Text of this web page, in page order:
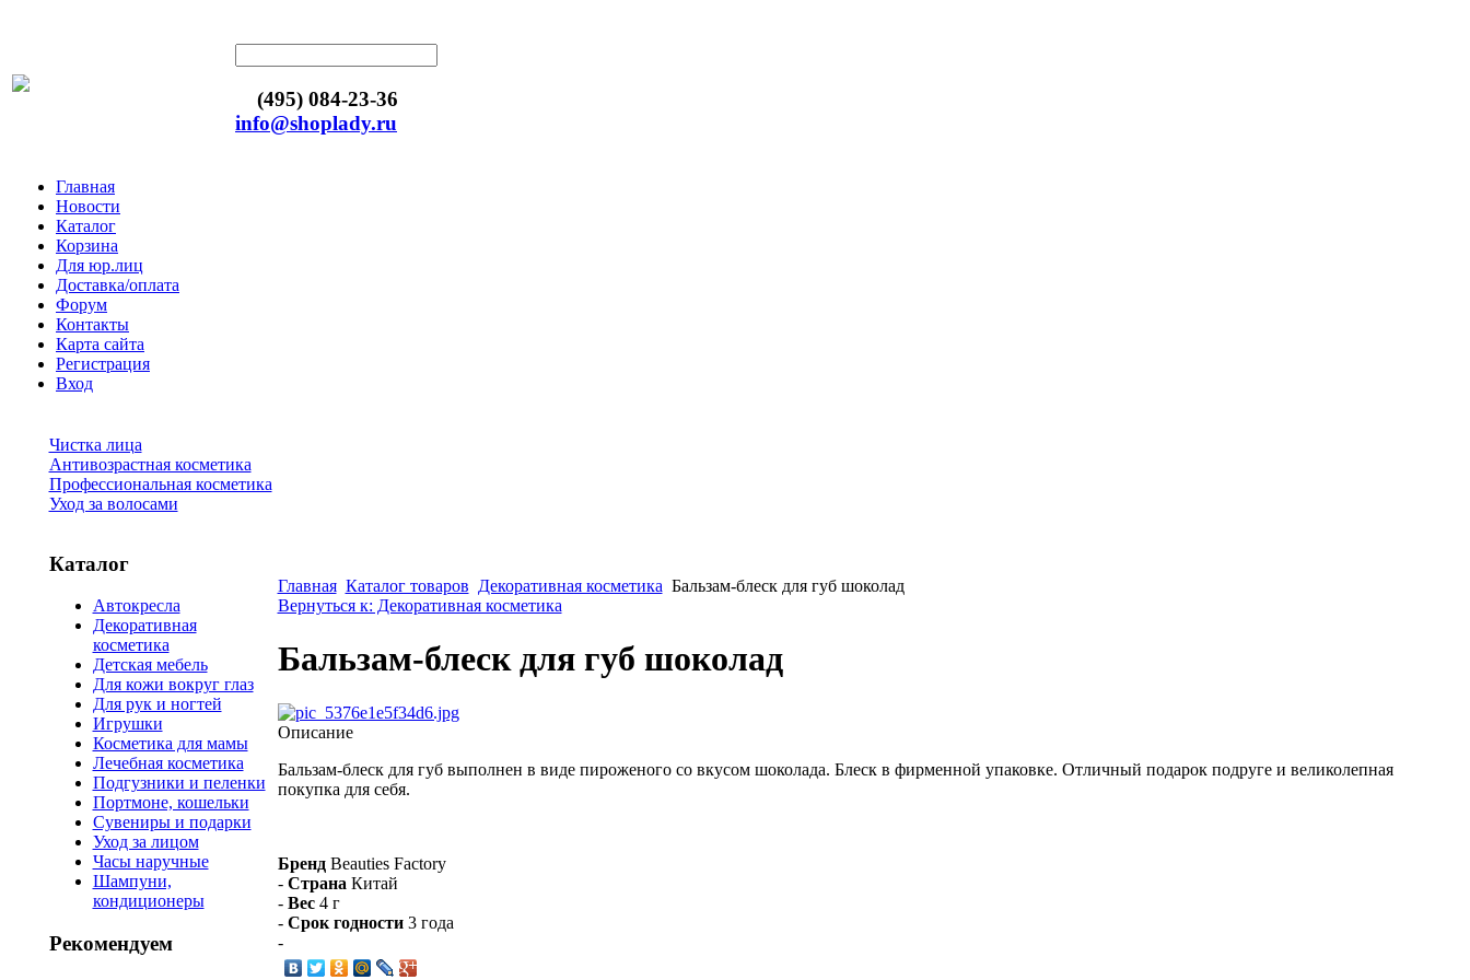
(495) 084-23-36
info@shoplady.ru
Главная
Новости
Каталог
Корзина
Для юр.лиц
Доставка/оплата
Форум
Контакты
Карта сайта
Регистрация
Вход
Чистка лица
Антивозрастная косметика
Профессиональная косметика
Уход за волосами
Каталог
Автокресла
Декоративная
косметика
Детская мебель
Для кожи вокруг глаз
Для рук и ногтей
Игрушки
Косметика для мамы
Лечебная косметика
Подгузники и пеленки
Портмоне, кошельки
Сувениры и подарки
Уход за лицом
Часы наручные
Шампуни,
кондиционеры
Рекомендуем
Главная Каталог товаров Декоративная косметика Бальзам-блеск для губ шоколад
Вернуться к: Декоративная косметика
Бальзам-блеск для губ шоколад
Описание
Бальзам-блеск для губ выполнен в виде пироженого со вкусом шоколада. Блеск в фирменной упаковке. Отличный подарок подруге и великолепная
покупка для себя.
БрендBeauties Factory
- Страна Китай
- Вес4 г
- Срок годности3 года
-